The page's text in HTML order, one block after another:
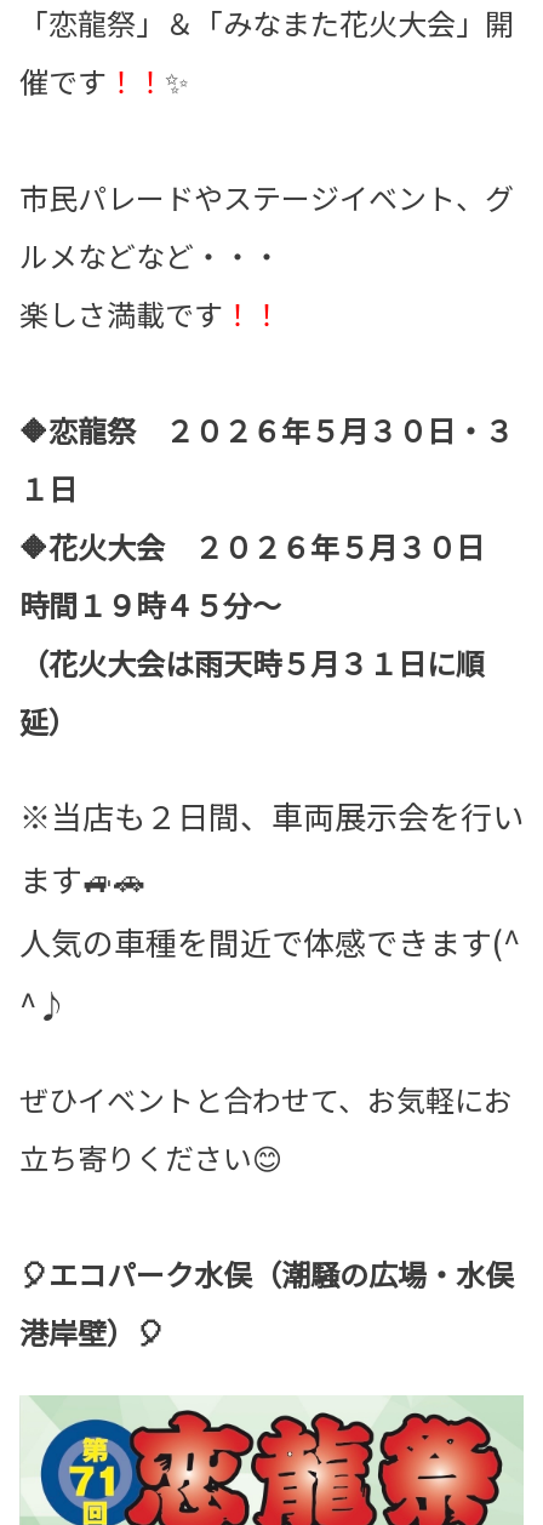
「恋龍祭」＆「みなまた花火大会」開
催です ！！ ✨
市民パレードやステージイベント、グ
ルメなどなど・・・
楽しさ満載です ！！
🔶恋龍祭 ２０２６年５月３０日・３
１日
🔶花火大会 ２０２６年５月３０日
時間１９時４５分～
（花火大会は雨天時５月３１日に順
延）
※当店も２日間、車両展示会を行い
ます🚙🚗
人気の車種を間近で体感できます(^
^♪
ぜひイベントと合わせて、お気軽にお
立ち寄りください😊
🎈エコパーク水俣（潮騒の広場・水俣
港岸壁）🎈